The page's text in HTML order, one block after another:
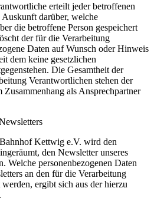
erteilt jeder betroffenen
darüber, welche
die betroffene Person gespeichert
der für die Verarbeitung
Daten auf Wunsch oder Hinweis
dem keine gesetzlichen
Die Gesamtheit der
Verantwortlichen stehen der
Zusammenhang als Ansprechpartner
Kettwig e.V. wird den
den Newsletter unseres
Welche personenbezogenen Daten
an den für die Verarbeitung
ergibt sich aus der hierzu